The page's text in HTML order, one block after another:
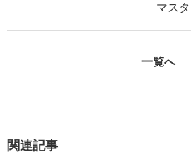
マス
一覧へ
関連記事